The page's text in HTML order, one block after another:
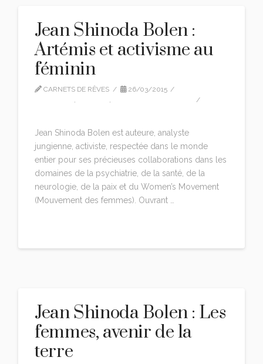
Jean Shinoda Bolen :
Artémis et activisme au
féminin
CARNETS DE RÊVES
26/03/2015
, ,
Jean Shinoda Bolen est auteure, analyste
jungienne, activiste, respectée dans le monde
entier pour ses précieuses collaborations dans les
domaines de la psychiatrie, de la santé, de la
neurologie, de la paix et du Women’s Movement
(Mouvement des femmes). Ouvrant …
Jean Shinoda Bolen : Les
femmes, avenir de la
terre